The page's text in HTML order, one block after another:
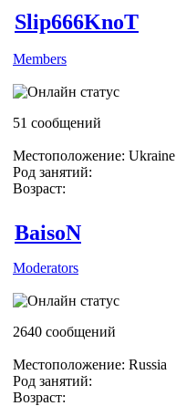
Slip666KnoT
Members
51 сообщений
Местоположение: Ukraine
Род занятий:
Возраст:
BaisoN
Moderators
2640 сообщений
Местоположение: Russia
Род занятий:
Возраст: